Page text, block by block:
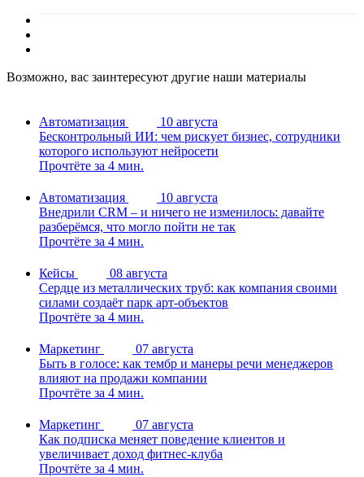
Возможно, вас заинтересуют другие наши материалы
Автоматизация
10 августа
Бесконтрольный ИИ: чем рискует бизнес, сотрудники
которого используют нейросети
Прочтёте за 4 мин.
Автоматизация
10 августа
Внедрили CRM – и ничего не изменилось: давайте
разберёмся, что могло пойти не так
Прочтёте за 4 мин.
Кейсы
08 августа
Сердце из металлических труб: как компания своими
силами создаёт парк арт-объектов
Прочтёте за 4 мин.
Маркетинг
07 августа
Быть в голосе: как тембр и манеры речи менеджеров
влияют на продажи компании
Прочтёте за 4 мин.
Маркетинг
07 августа
Как подписка меняет поведение клиентов и
увеличивает доход фитнес-клуба
Прочтёте за 4 мин.